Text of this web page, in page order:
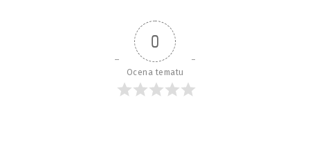
0
Ocena tematu